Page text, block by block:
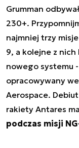
Grumman
230+.
najmniej trzy
9, a kolejne z
nowego systemu
opracowywany
Aerospace.
rakiety Antares
podczas misji